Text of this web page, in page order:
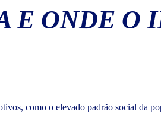
E ONDE O
como o elevado padrão social da